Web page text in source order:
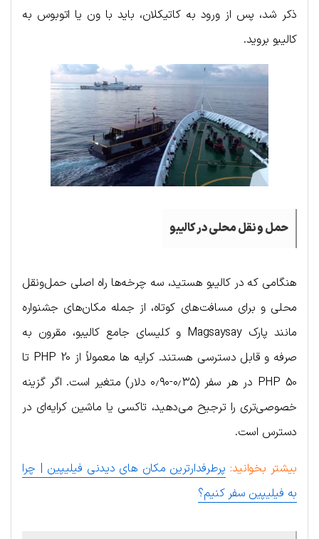
ذکر شد، پس از ورود به کاتیکلان، باید با ون یا اتوبوس به
کالیبو بروید.
حمل و نقل محلی در کالیبو
هنگامی که در کالیبو هستید، سه چرخه‌ها راه اصلی حمل‌ونقل
محلی و برای مسافت‌های کوتاه، از جمله مکان‌های جشنواره
مانند پارک Magsaysay و کلیسای جامع کالیبو، مقرون به
صرفه و قابل دسترسی هستند. کرایه ها معمولاً از PHP 20 تا
PHP 50 در هر سفر (۰٫۳۵-۰٫۹۰ دلار) متغیر است. اگر گزینه
خصوصی‌تری را ترجیح می‌دهید، تاکسی یا ماشین کرایه‌ای در
دسترس است.
بیشتر بخوانید: پرطرفدارترین مکان های دیدنی فیلیپین | چرا
به فیلیپین سفر کنیم؟